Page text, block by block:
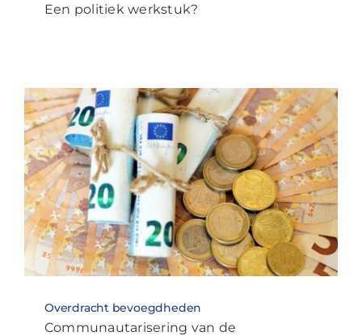
Een politiek werkstuk?
Overdracht bevoegdheden
Communautarisering van de